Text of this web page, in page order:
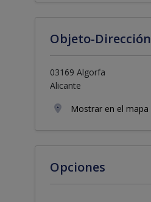
Objeto-Dirección
03169 Algorfa
Alicante
Mostrar en el mapa
Opciones